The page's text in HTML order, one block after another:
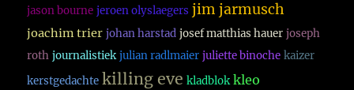
jason bourne jeroen olyslaegers jim jarmusch
joachim trier johan harstad josef matthias hauer joseph
roth journalistiek julian radlmaier juliette binoche kaizer
kerstgedachte killing eve kladblok kleo